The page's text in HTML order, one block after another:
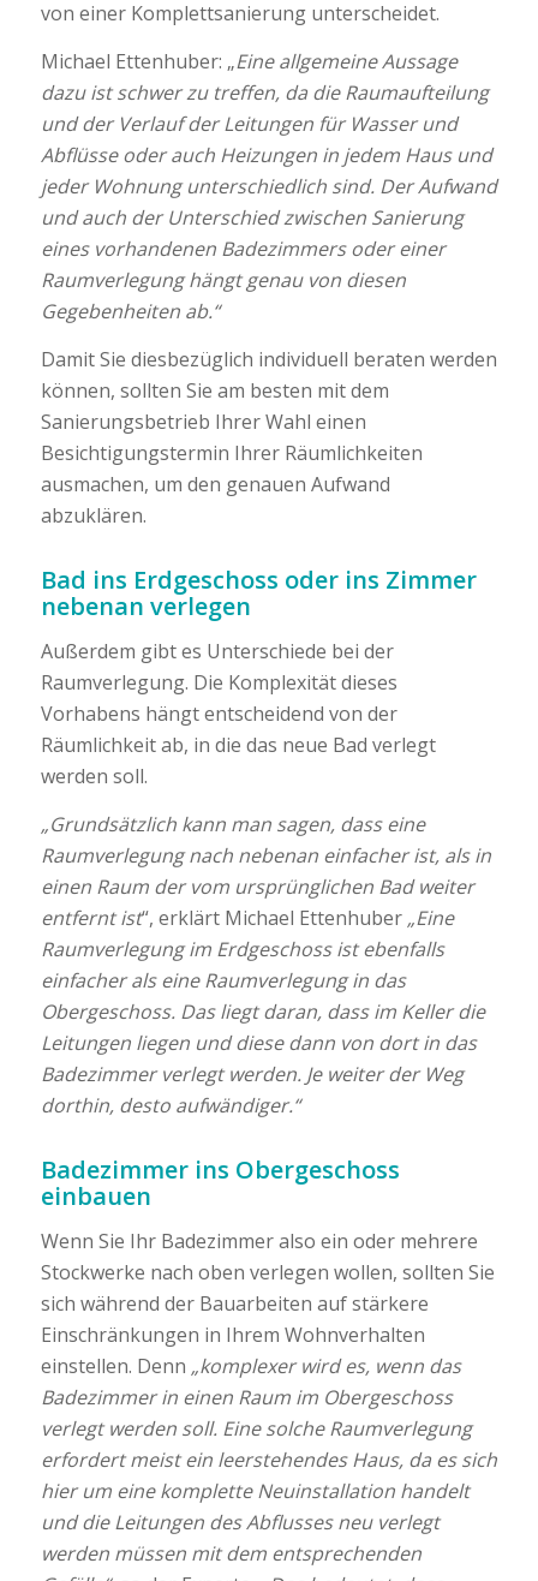
von einer Komplettsanierung unterscheidet.
Michael Ettenhuber: „Eine allgemeine Aussage
dazu ist schwer zu treffen, da die Raumaufteilung
und der Verlauf der Leitungen für Wasser und
Abflüsse oder auch Heizungen in jedem Haus und
jeder Wohnung unterschiedlich sind. Der Aufwand
und auch der Unterschied zwischen Sanierung
eines vorhandenen Badezimmers oder einer
Raumverlegung hängt genau von diesen
Gegebenheiten ab.“
Damit Sie diesbezüglich individuell beraten werden
können, sollten Sie am besten mit dem
Sanierungsbetrieb Ihrer Wahl einen
Besichtigungstermin Ihrer Räumlichkeiten
ausmachen, um den genauen Aufwand
abzuklären.
Bad ins Erdgeschoss oder ins Zimmer
nebenan verlegen
Außerdem gibt es Unterschiede bei der
Raumverlegung. Die Komplexität dieses
Vorhabens hängt entscheidend von der
Räumlichkeit ab, in die das neue Bad verlegt
werden soll.
„Grundsätzlich kann man sagen, dass eine
Raumverlegung nach nebenan einfacher ist, als in
einen Raum der vom ursprünglichen Bad weiter
entfernt ist“, erklärt Michael Ettenhuber„Eine
Raumverlegung im Erdgeschoss ist ebenfalls
einfacher als eine Raumverlegung in das
Obergeschoss. Das liegt daran, dass im Keller die
Leitungen liegen und diese dann von dort in das
Badezimmer verlegt werden. Je weiter der Weg
dorthin, desto aufwändiger.“
Badezimmer ins Obergeschoss
einbauen
Wenn Sie Ihr Badezimmer also ein oder mehrere
Stockwerke nach oben verlegen wollen, sollten Sie
sich während der Bauarbeiten auf stärkere
Einschränkungen in Ihrem Wohnverhalten
einstellen. Denn „komplexer wird es, wenn das
Badezimmer in einen Raum im Obergeschoss
verlegt werden soll. Eine solche Raumverlegung
erfordert meist ein leerstehendes Haus, da es sich
hier um eine komplette Neuinstallation handelt
und die Leitungen des Abflusses neu verlegt
werden müssen mit dem entsprechenden